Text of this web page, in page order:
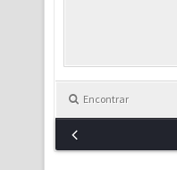
Encontrar